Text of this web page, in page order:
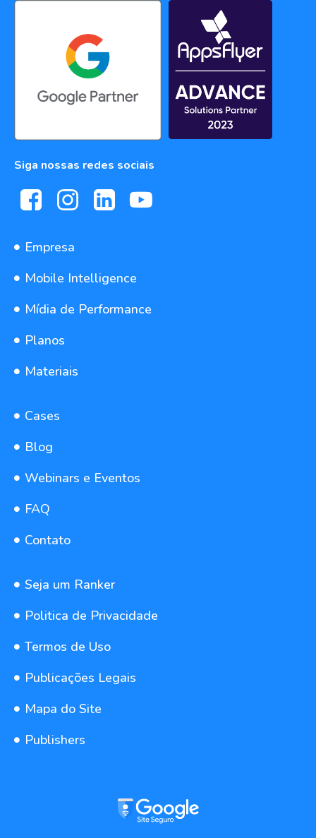
Siga nossas redes sociais
Empresa
Mobile Intelligence
Mídia de Performance
Planos
Materiais
Cases
Blog
Webinars e Eventos
FAQ
Contato
Seja um Ranker
Politica de Privacidade
Termos de Uso
Publicações Legais
Mapa do Site
Publishers